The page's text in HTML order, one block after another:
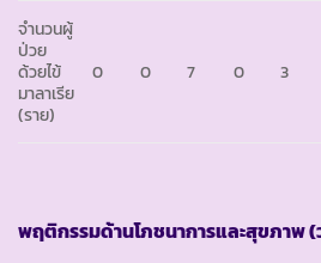
จำนวนผู้
ป่วย
ด้วยไข้
มาลาเรีย
(ราย)
0 0 7 0 3
พฤติกรรมด้านโภชนาการและสุขภาพ (